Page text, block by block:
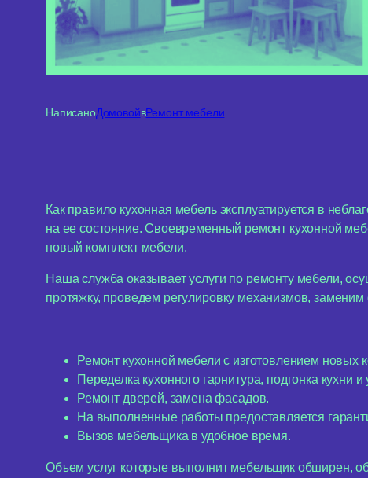
НаписаноДомовойвРемонт мебели
Как правило кухонная мебель эксплуатируется в
на ее состояние. Своевременный ремонт кухонной
новый комплект мебели.
Наша служба оказывает услуги по ремонту мебели,
протяжку, проведем регулировку механизмов, заменим
Ремонт кухонной мебели с изготовлением новых
Переделка кухонного гарнитура, подгонка кухни
Ремонт дверей, замена фасадов.
На выполненные работы предоставляется
Вызов мебельщика в удобное время.
Объем услуг которые выполнит мебельщик обширен,